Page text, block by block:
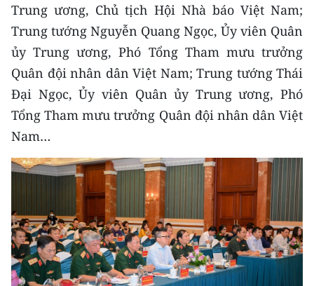
RADIO
MEDIA CENTER
E-Magazine
Video
Media Chính trị
Media Kinh tế
Media Văn hóa
Media Xã hội
Trung ương, Chủ tịch Hội Nhà báo Việt Nam;
Trung tướng Nguyễn Quang Ngọc, Ủy viên Quân
ủy Trung ương, Phó Tổng Tham mưu trưởng
Quân đội nhân dân Việt Nam; Trung tướng Thái
Đại Ngọc, Ủy viên Quân ủy Trung ương, Phó
Tổng Tham mưu trưởng Quân đội nhân dân Việt
Nam…